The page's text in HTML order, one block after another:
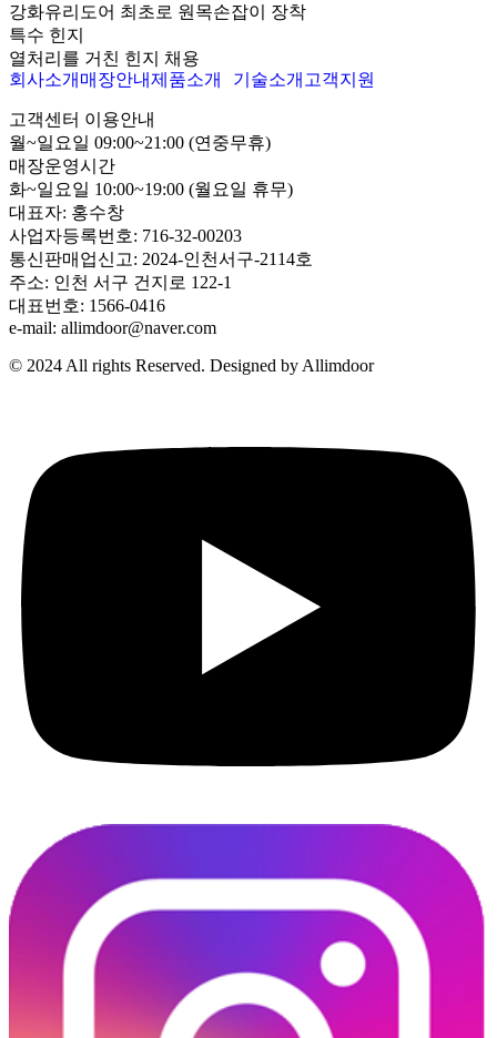
강화유리도어 최초로 원목손잡이 장착
특수 힌지
열처리를 거친 힌지 채용
회사소개 매장안내제품소개 기술소개 고객지원
고객센터 이용안내
월~일요일 09:00~21:00 (연중무휴)
매장운영시간
화~일요일 10:00~19:00 (월요일 휴무)
대표자: 홍수창
사업자등록번호: 716-32-00203
통신판매업신고: 2024-인천서구-2114호
주소: 인천 서구 건지로 122-1
대표번호: 1566-0416
e-mail: allimdoor@naver.com
© 2024 All rights Reserved. Designed by Allimdoor